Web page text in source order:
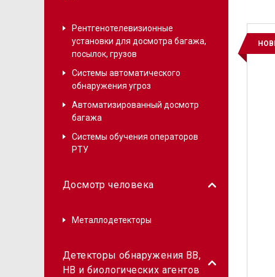
Рентгенотелевизионные
установки для досмотра багажа,
посылок, грузов
Системы автоматического
обнаружения угроз
Автоматизированный досмотр
багажа
Системы обучения операторов
РТУ
Досмотр человека
Металлодетекторы
Детекторы обнаружения ВВ,
НВ и биологических агентов